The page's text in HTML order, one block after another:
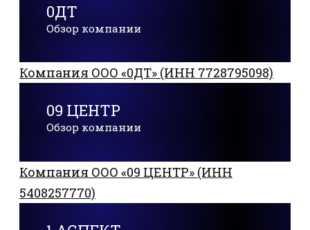
0ДТ
Обзор компании
Компания ООО «0ДТ» (ИНН 7728795098)
09 ЦЕНТР
Обзор компании
Компания ООО «09 ЦЕНТР» (ИНН
5408257770)